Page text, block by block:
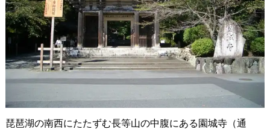
琵琶湖の南西にたたずむ長等山の中腹にある園城寺（通